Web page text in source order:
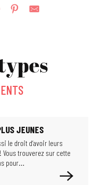
habiter notre monde ?
JEUNES
le droit d’avoir leurs
trouverez sur cette
pour...